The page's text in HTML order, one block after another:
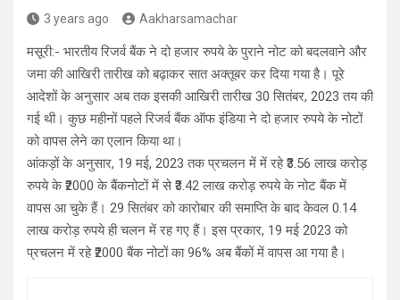
3 years ago Aakharsamachar
मसूरी:- भारतीय रिजर्व बैंक ने दो हजार रुपये के पुराने नोट को बदलवाने और
जमा की आखिरी तारीख को बढ़ाकर सात अक्तूबर कर दिया गया है। पूरे
आदेशों के अनुसार अब तक इसकी आखिरी तारीख 30 सितंबर, 2023 तय की
गई थी। कुछ महीनों पहले रिजर्व बैंक ऑफ इंडिया ने दो हजार रुपये के नोटों
को वापस लेने का एलान किया था।
आंकड़ों के अनुसार, 19 मई, 2023 तक प्रचलन में में रहे ₹3.56 लाख करोड़
रुपये के ₹2000 के बैंकनोटों में से ₹3.42 लाख करोड़ रुपये के नोट बैंक में
वापस आ चुके हैं। 29 सितंबर को कारोबार की समाप्ति के बाद केवल 0.14
लाख करोड़ रुपये ही चलन में रह गए हैं। इस प्रकार, 19 मई 2023 को
प्रचलन में रहे ₹2000 बैंक नोटों का 96% अब बैंकों में वापस आ गया है।